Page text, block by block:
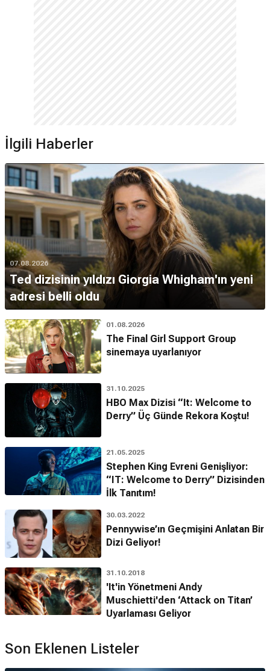
İlgili Haberler
07.08.2026
Ted dizisinin yıldızı Giorgia Whigham'ın yeni
adresi belli oldu
01.08.2026
The Final Girl Support Group
sinemaya uyarlanıyor
31.10.2025
HBO Max Dizisi “It: Welcome to
Derry” Üç Günde Rekora Koştu!
21.05.2025
Stephen King Evreni Genişliyor:
“IT: Welcome to Derry” Dizisinden
İlk Tanıtım!
30.03.2022
Pennywise’ın Geçmişini Anlatan Bir
Dizi Geliyor!
31.10.2018
'It'in Yönetmeni Andy
Muschietti'den ‘Attack on Titan’
Uyarlaması Geliyor
Son Eklenen Listeler